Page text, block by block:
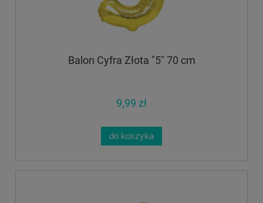
Balon Cyfra Złota "5" 70 cm
9,99 zł
do koszyka